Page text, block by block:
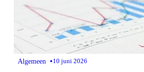
Algemeen •10 juni 2026